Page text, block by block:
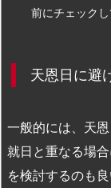
前にチェックし
天恩日に避
一般的には、天
就日と重なる場
を検討するのも良